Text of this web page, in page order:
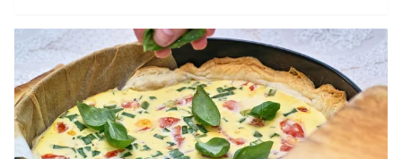
się na przekąskę, podwieczorek lub kolację.